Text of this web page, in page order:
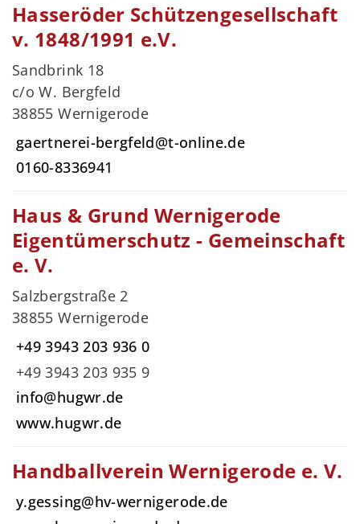
Hasseröder Schützengesellschaft
v. 1848/1991 e.V.
Sandbrink 18
c/o W. Bergfeld
38855 Wernigerode
gaertnerei-bergfeld@t-online.de
0160-8336941
Haus & Grund Wernigerode
Eigentümerschutz - Gemeinschaft
e. V.
Salzbergstraße 2
38855 Wernigerode
+49 3943 203 936 0
+49 3943 203 935 9
info@hugwr.de
www.hugwr.de
Handballverein Wernigerode e. V.
y.gessing@hv-wernigerode.de